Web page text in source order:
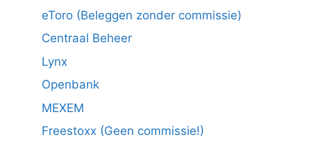
eToro (Beleggen zonder commissie)
Centraal Beheer
Lynx
Openbank
MEXEM
Freestoxx (Geen commissie!)